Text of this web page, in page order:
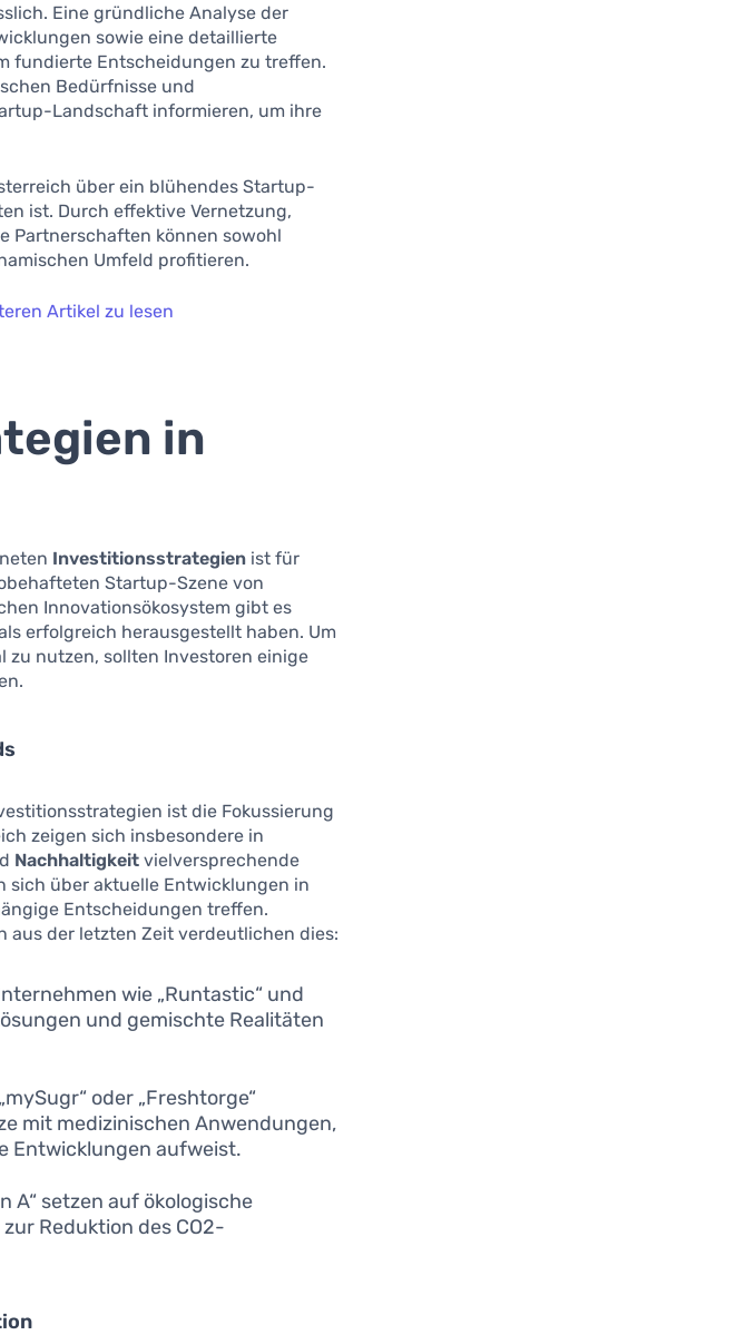
Eine gründliche Analyse der
sowie eine detaillierte
fundierte Entscheidungen zu treffen.
Bedürfnisse und
Landschaft informieren, um ihre
über ein blühendes Startup-
ist. Durch effektive Vernetzung,
Partnerschaften können sowohl
Umfeld profitieren.
Artikel zu lesen
in
Investitionsstrategien ist für
Startup-Szene von
Innovationsökosystem gibt es
erfolgreich herausgestellt haben. Um
nutzen, sollten Investoren einige
ist die Fokussierung
zeigen sich insbesondere in
Nachhaltigkeit vielversprechende
sich über aktuelle Entwicklungen in
Entscheidungen treffen.
der letzten Zeit verdeutlichen dies:
wie „Runtastic“ und
und gemischte Realitäten
oder „Freshtorge“
mit medizinischen Anwendungen,
Entwicklungen aufweist.
A“ setzen auf ökologische
Reduktion des CO2-